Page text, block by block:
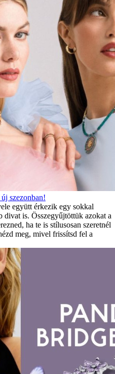
szezonban!
együtt érkezik egy sokkal
divat is. Összegyűjtöttük azokat a
ha te is stílusosan szeretnél
meg, mivel frissítsd fel a